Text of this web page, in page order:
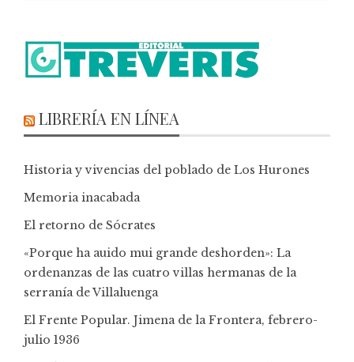
LIBRERÍA EN LÍNEA
Historia y vivencias del poblado de Los Hurones
Memoria inacabada
El retorno de Sócrates
«Porque ha auido mui grande deshorden»: La
ordenanzas de las cuatro villas hermanas de la
serranía de Villaluenga
El Frente Popular. Jimena de la Frontera, febrero-
julio 1936